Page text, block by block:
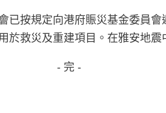
按規定向港府賑災基金委員
救災及重建項目。在雅安地震
- 完 -